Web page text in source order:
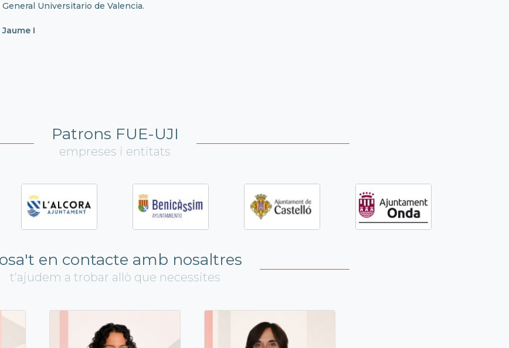
Universitario de Valencia.
I
Patrons FUE-UJI
empreses i entitats
en contacte amb nosaltres
t’ajudem a trobar allò que necessites